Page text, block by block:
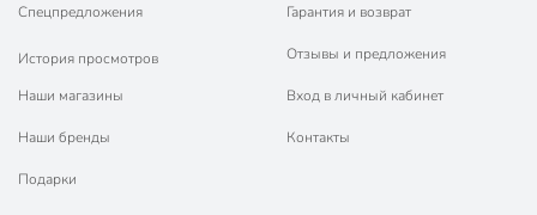
Спецпредложения
История просмотров
Наши магазины
Наши бренды
Подарки
Гарантия и возврат
Отзывы и предложения
Вход в личный кабинет
Контакты